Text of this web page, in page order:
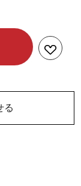
る